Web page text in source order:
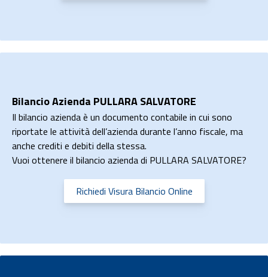
Bilancio Azienda PULLARA SALVATORE
Il bilancio azienda è un documento contabile in cui sono
riportate le attività dell’azienda durante l’anno fiscale, ma
anche crediti e debiti della stessa.
Vuoi ottenere il bilancio azienda di PULLARA SALVATORE?
Richiedi Visura Bilancio Online